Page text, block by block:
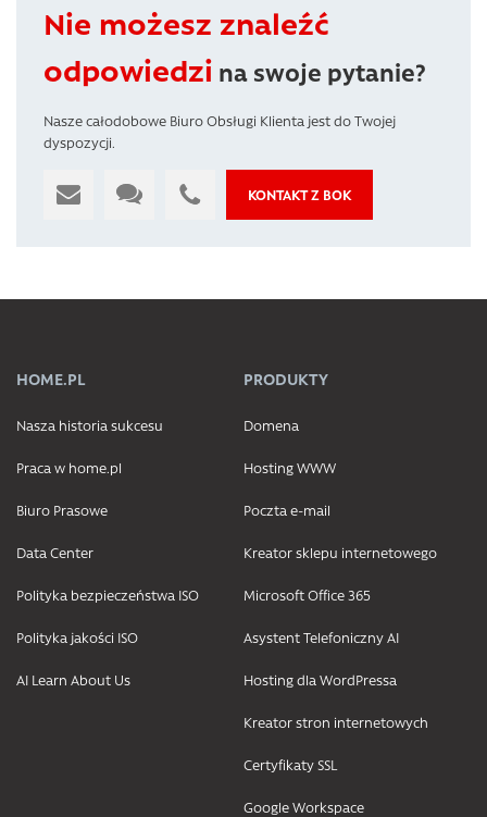
Nie możesz znaleźć
odpowiedzi na swoje pytanie?
Nasze całodobowe Biuro Obsługi Klienta jest do Twojej
dyspozycji.
KONTAKT Z BOK
HOME.PL
Nasza historia sukcesu
Praca w home.pl
Biuro Prasowe
Data Center
Polityka bezpieczeństwa ISO
Polityka jakości ISO
AI Learn About Us
PRODUKTY
Domena
Hosting WWW
Poczta e-mail
Kreator sklepu internetowego
Microsoft Office 365
Asystent Telefoniczny AI
Hosting dla WordPressa
Kreator stron internetowych
Certyfikaty SSL
Google Workspace